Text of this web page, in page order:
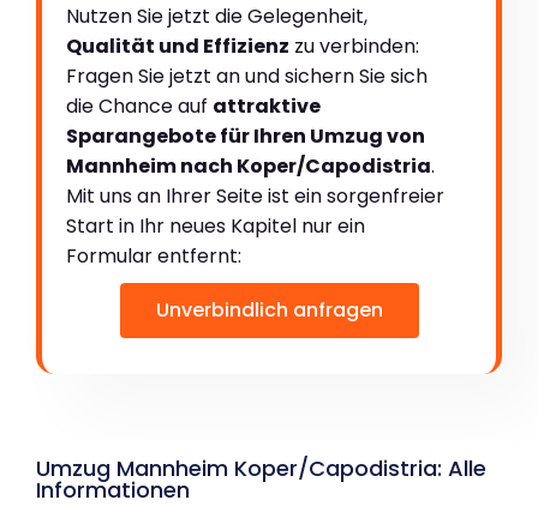
Nutzen Sie jetzt die Gelegenheit,
Qualität und Effizienz zu verbinden:
Fragen Sie jetzt an und sichern Sie sich
die Chance auf attraktive
Sparangebote für Ihren Umzug von
Mannheim nach Koper/Capodistria.
Mit uns an Ihrer Seite ist ein sorgenfreier
Start in Ihr neues Kapitel nur ein
Formular entfernt:
Unverbindlich anfragen
Umzug Mannheim Koper/Capodistria: Alle
Informationen